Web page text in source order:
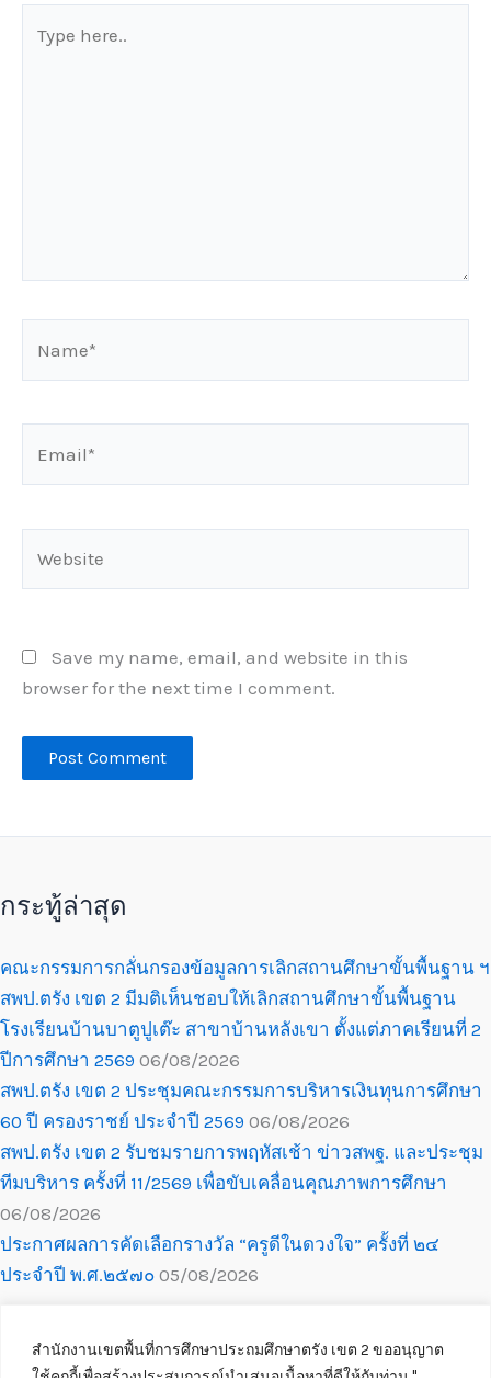
สำนักงานเขตพื้นที่การศึกษาประถมศึกษาตรัง เขต 2 ขออนุญาต
here..
Save my name, email, and website in this
browser for the next time I comment.
กระทู้ล่าสุด
คณะกรรมการกลั่นกรองข้อมูลการเลิกสถานศึกษาขั้นพื้นฐาน ฯ
สพป.ตรัง เขต 2 มีมติเห็นชอบให้เลิกสถานศึกษาขั้นพื้นฐาน
โรงเรียนบ้านบาตูปูเต๊ะ สาขาบ้านหลังเขา ตั้งแต่ภาคเรียนที่ 2
ปีการศึกษา 2569 06/08/2026
สพป.ตรัง เขต 2 ประชุมคณะกรรมการบริหารเงินทุนการศึกษา
60 ปี ครองราชย์ ประจำปี 2569 06/08/2026
สพป.ตรัง เขต 2 รับชมรายการพฤหัสเช้า ข่าวสพฐ. และประชุม
ทีมบริหาร ครั้งที่ 11/2569 เพื่อขับเคลื่อนคุณภาพการศึกษา
06/08/2026
ประกาศผลการคัดเลือกรางวัล “ครูดีในดวงใจ” ครั้งที่ ๒๔
ประจำปี พ.ศ.๒๕๗๐ 05/08/2026